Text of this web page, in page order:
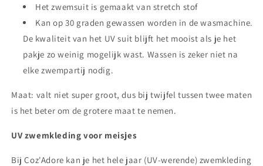
Het zwemsuit is gemaakt van stretch stof
Kan op 30 graden gewassen worden in de wasmachine.
De kwaliteit van het UV suit blijft het mooist als je het
pakje zo weinig mogelijk wast. Wassen is zeker niet na
elke zwempartij nodig.
Maat: valt niet super groot, dus bij twijfel tussen twee maten
is het beter om de grotere maat te nemen.
UV zwemkleding voor meisjes
Bij Coz'Adore kan je het hele jaar (UV-werende) zwemkleding